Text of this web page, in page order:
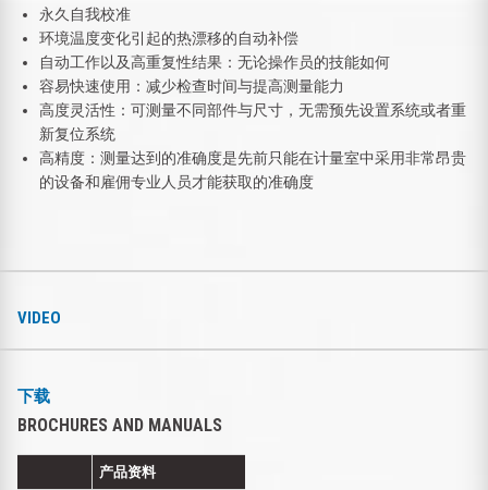
永久自我校准
环境温度变化引起的热漂移的自动补偿
自动工作以及高重复性结果：无论操作员的技能如何
容易快速使用：减少检查时间与提高测量能力
高度灵活性：可测量不同部件与尺寸，无需预先设置系统或者重
新复位系统
高精度：测量达到的准确度是先前只能在计量室中采用非常昂贵
的设备和雇佣专业人员才能获取的准确度
VIDEO
下载
BROCHURES AND MANUALS
产品资料